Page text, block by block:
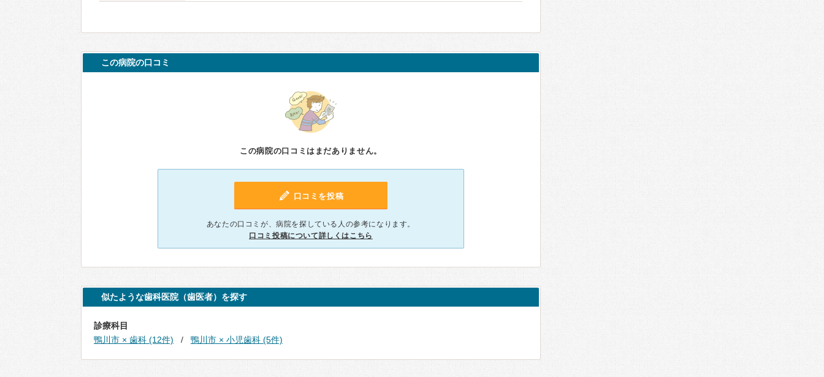
この病院の口コミ
この病院の口コミはまだありません。
口コミを投稿
あなたの口コミが、病院を探している人の参考になります。
口コミ投稿について詳しくはこちら
似たような歯科医院（歯医者）を探す
診療科目
鴨川市 × 歯科 (12件)
鴨川市 × 小児歯科 (5件)